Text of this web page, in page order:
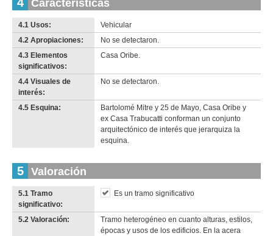
Características
4.1 Usos:
Vehicular
4.2 Apropiaciones:
No se detectaron.
4.3 Elementos
significativos:
Casa Oribe.
4.4 Visuales de
interés:
No se detectaron.
4.5 Esquina:
Bartolomé Mitre y 25 de Mayo, Casa Oribe y
ex Casa Trabucatti conforman un conjunto
arquitectónico de interés que jerarquiza la
esquina.
5 Valoración
5.1 Tramo
significativo:
Es un tramo significativo
5.2 Valoración:
Tramo heterogéneo en cuanto alturas, estilos,
épocas y usos de los edificios. En la acera